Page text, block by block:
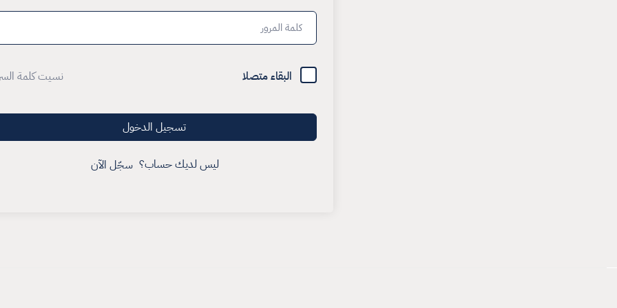
البقاء متصلا نسيت كلمة
تسجيل الدخول
ليس لديك حساب؟ سجّل الآن